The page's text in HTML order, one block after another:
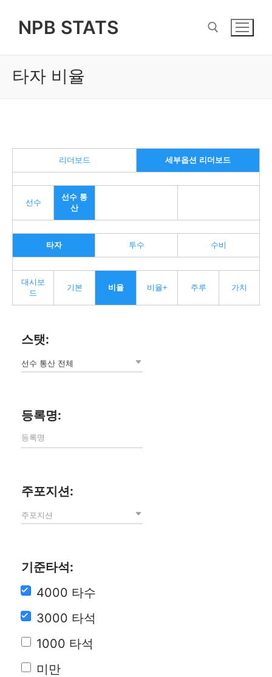
NPB STATS
타자 비율
리더보드 세부옵션 리더보드
선수
선수 통
산
타자 투수 수비
대시보
드
기본 비율 비율+ 주루 가치
스탯:
선수 통산 전체
등록명:
주포지션:
주포지션
기준타석:
4000 타수
3000 타석
1000 타석
미만